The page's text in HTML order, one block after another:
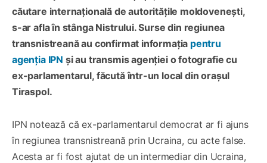
căutare internațională de autoritățile moldovenești,
s-ar afla în stânga Nistrului. Surse din regiunea
transnistreană au confirmat informația pentru
agenția IPN și au transmis agenției o fotografie cu
ex-parlamentarul, făcută într-un local din orașul
Tiraspol.
IPN notează că ex-parlamentarul democrat ar fi ajuns
în regiunea transnistreană prin Ucraina, cu acte false.
Acesta ar fi fost ajutat de un intermediar din Ucraina,